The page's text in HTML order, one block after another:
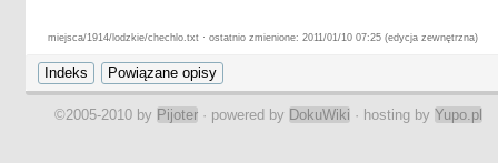
miejsca/1914/lodzkie/chechlo.txt · ostatnio zmienione: 2011/01/10 07:25 (edycja zewnętrzna)
©2005-2010 by Pijoter · powered by DokuWiki · hosting by Yupo.pl